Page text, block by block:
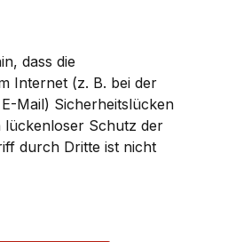
dass die
Internet (z. B. bei der
Mail) Sicherheitslücken
lückenloser Schutz der
durch Dritte ist nicht